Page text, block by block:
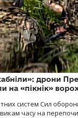
дрони
на «пікнік»
систем Сил
часу на